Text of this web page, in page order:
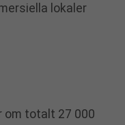
lokaler
om totalt 27 000